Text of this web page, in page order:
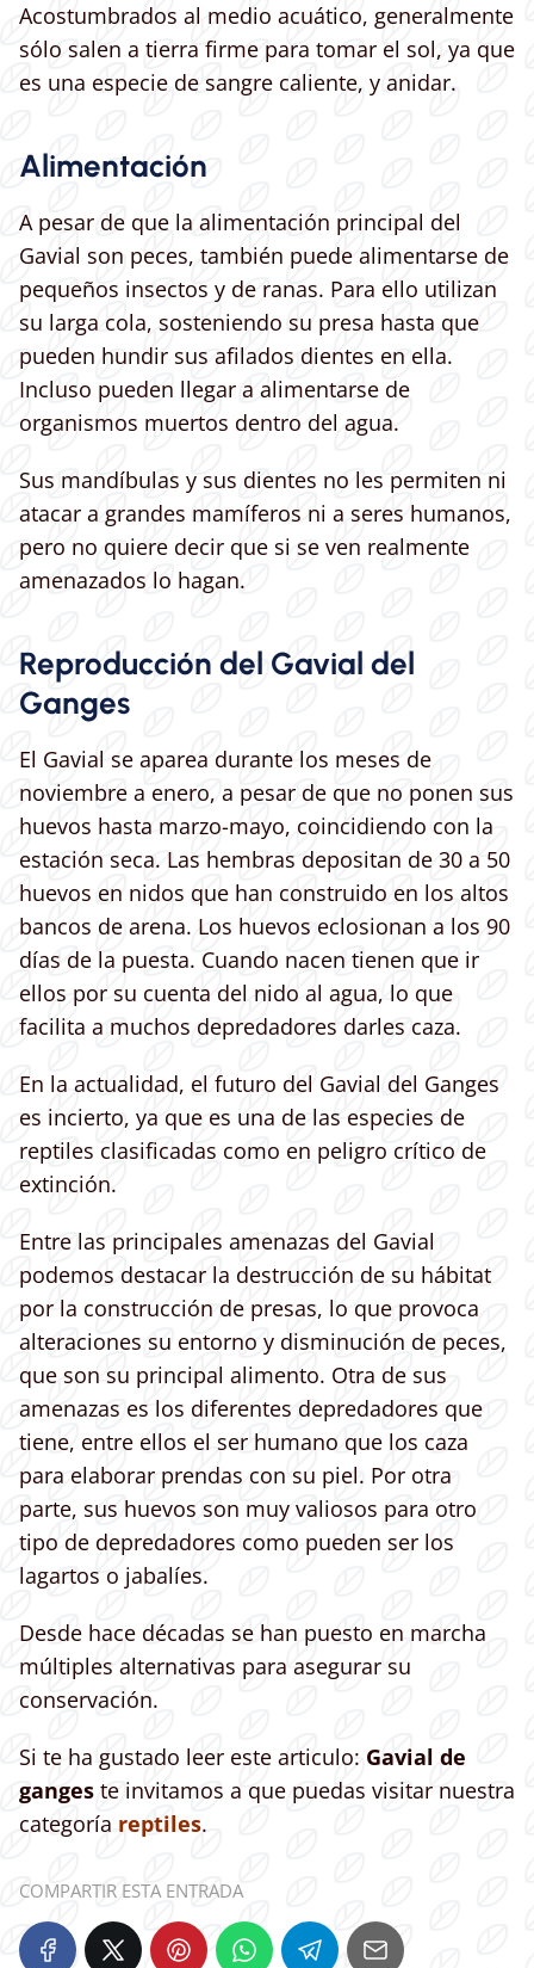
Acostumbrados al medio acuático, generalmente
sólo salen a tierra firme para tomar el sol, ya que
es una especie de sangre caliente, y anidar.
Alimentación
A pesar de que la alimentación principal del
Gavial son peces, también puede alimentarse de
pequeños insectos y de ranas. Para ello utilizan
su larga cola, sosteniendo su presa hasta que
pueden hundir sus afilados dientes en ella.
Incluso pueden llegar a alimentarse de
organismos muertos dentro del agua.
Sus mandíbulas y sus dientes no les permiten ni
atacar a grandes mamíferos ni a seres humanos,
pero no quiere decir que si se ven realmente
amenazados lo hagan.
Reproducción del Gavial del
Ganges
El Gavial se aparea durante los meses de
noviembre a enero, a pesar de que no ponen sus
huevos hasta marzo-mayo, coincidiendo con la
estación seca. Las hembras depositan de 30 a 50
huevos en nidos que han construido en los altos
bancos de arena. Los huevos eclosionan a los 90
días de la puesta. Cuando nacen tienen que ir
ellos por su cuenta del nido al agua, lo que
facilita a muchos depredadores darles caza.
En la actualidad, el futuro del Gavial del Ganges
es incierto, ya que es una de las especies de
reptiles clasificadas como en peligro crítico de
extinción.
Entre las principales amenazas del Gavial
podemos destacar la destrucción de su hábitat
por la construcción de presas, lo que provoca
alteraciones su entorno y disminución de peces,
que son su principal alimento. Otra de sus
amenazas es los diferentes depredadores que
tiene, entre ellos el ser humano que los caza
para elaborar prendas con su piel. Por otra
parte, sus huevos son muy valiosos para otro
tipo de depredadores como pueden ser los
lagartos o jabalíes.
Desde hace décadas se han puesto en marcha
múltiples alternativas para asegurar su
conservación.
Si te ha gustado leer este articulo: Gavial de
ganges te invitamos a que puedas visitar nuestra
categoría reptiles.
COMPARTIR ESTA ENTRADA